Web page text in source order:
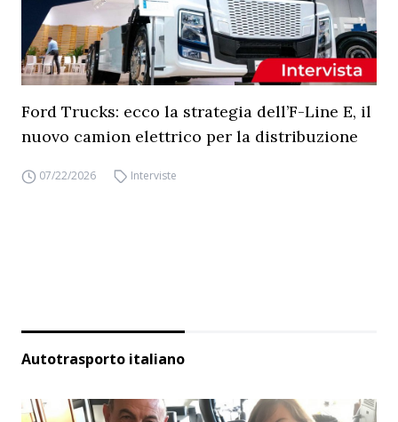
Ford Trucks: ecco la strategia dell’F-Line E, il
nuovo camion elettrico per la distribuzione
07/22/2026 Interviste
Autotrasporto italiano